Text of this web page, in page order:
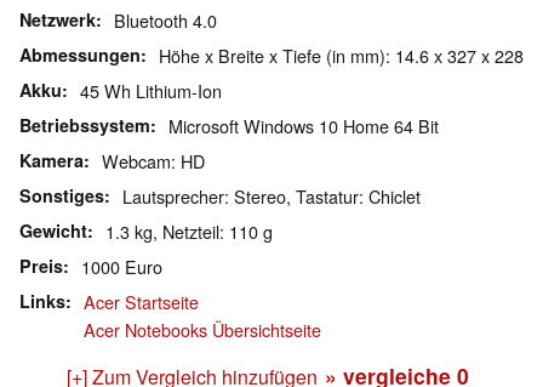
Netzwerk Bluetooth 4.0
Abmessungen Höhe x Breite x Tiefe (in mm): 14.6 x 327 x 228
Akku 45 Wh Lithium-Ion
Betriebssystem Microsoft Windows 10 Home 64 Bit
Kamera Webcam: HD
Sonstiges Lautsprecher: Stereo, Tastatur: Chiclet
Gewicht 1.3 kg, Netzteil: 110 g
Preis 1000 Euro
Links
Acer Startseite
Acer Notebooks Übersichtseite
[+] Zum Vergleich hinzufügen » vergleiche 0